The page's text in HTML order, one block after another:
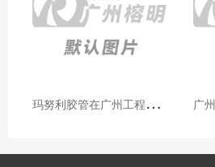
玛
努利胶管在广州工程机械领域的应用案例与效果分析